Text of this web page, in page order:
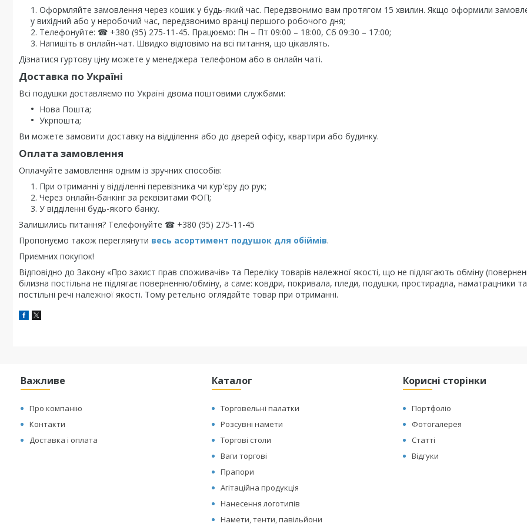
Оформляйте замовлення через кошик у будь-який час. Передзвонимо вам протягом 15 хвилин. Якщо оформили
у вихідний або у неробочий час, передзвонимо вранці першого робочого дня;
Телефонуйте: ☎ +380 (95) 275-11-45. Працюємо: Пн – Пт 09:00 – 18:00, Сб 09:30 – 17:00;
Напишіть в онлайн-чат. Швидко відповімо на всі питання, що цікавлять.
Дізнатися гуртову ціну можете у менеджера телефоном або в онлайн чаті.
Доставка по Україні
Всі подушки доставляємо по Україні двома поштовими службами:
Нова Пошта;
Укрпошта;
Ви можете замовити доставку на відділення або до дверей офісу, квартири або будинку.
Оплата замовлення
Оплачуйте замовлення одним із зручних способів:
При отриманні у відділенні перевізника чи кур'єру до рук;
Через онлайн-банкінг за реквізитами ФОП;
У відділенні будь-якого банку.
Залишились питання? Телефонуйте ☎ +380 (95) 275-11-45
Пропонуємо також переглянути весь асортимент подушок для обіймів.
Приємних покупок!
Відповідно до Закону «Про захист прав споживачів» та Переліку товарів належної якості, що не підлягають обміну
білизна постільна не підлягає поверненню/обміну, а саме: ковдри, покривала, пледи, подушки, простирадла, наматрацники та
постільні речі належної якості. Тому ретельно оглядайте товар при отриманні.
Важливе
Про компанію
Контакти
Доставка і оплата
Каталог
Торговельні палатки
Розсувні намети
Торгові столи
Ваги торгові
Прапори
Агітаційна продукція
Нанесення логотипів
Намети, тенти, павільйони
Корисні сторінки
Портфоліо
Фотогалерея
Статті
Відгуки